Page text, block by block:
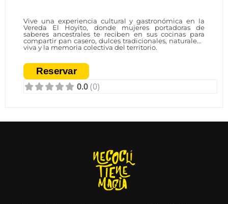
Vive una experiencia cultural y gastronómica en la
Vereda El Hoyito, donde mujeres portadoras de
saberes ancestrales te reciben en sus cocinas para
compartir pan casero, dulces tradicionales, naturaleza
viva y la memoria colectiva del territorio.
Reservar
0.0(0)